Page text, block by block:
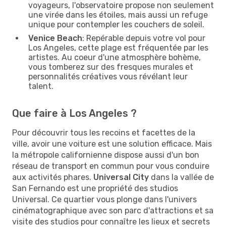
voyageurs, l'observatoire propose non seulement
une virée dans les étoiles, mais aussi un refuge
unique pour contempler les couchers de soleil.
Venice Beach: Repérable depuis votre vol pour
Los Angeles, cette plage est fréquentée par les
artistes. Au coeur d'une atmosphère bohème,
vous tomberez sur des fresques murales et
personnalités créatives vous révélant leur
talent.
Que faire à Los Angeles ?
Pour découvrir tous les recoins et facettes de la
ville, avoir une voiture est une solution efficace. Mais
la métropole californienne dispose aussi d'un bon
réseau de transport en commun pour vous conduire
aux activités phares. Universal City dans la vallée de
San Fernando est une propriété des studios
Universal. Ce quartier vous plonge dans l'univers
cinématographique avec son parc d'attractions et sa
visite des studios pour connaître les lieux et secrets